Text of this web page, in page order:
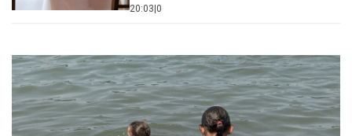
20:03 0